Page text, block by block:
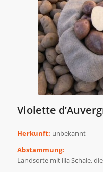
Violette
Herkunft: unbekannt
Abstammung:
Landsorte mit lila Schale,